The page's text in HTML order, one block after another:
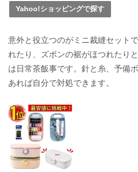
Yahoo!ショッピングで探す
意外と役立つのがミニ裁縫セット
れたり、ズボンの裾がほつれたり
は日常茶飯事です。針と糸、予備
あれば自分で対処できます。